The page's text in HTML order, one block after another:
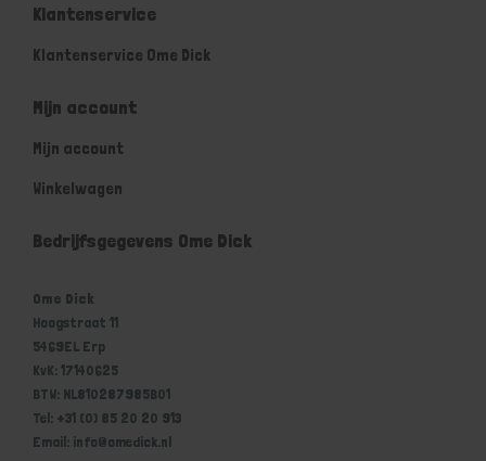
Klantenservice
Klantenservice Ome Dick
Mijn account
Mijn account
Winkelwagen
Bedrijfsgegevens Ome Dick
Ome Dick
Hoogstraat 11
5469EL Erp
KvK: 17140625
BTW: NL810287985B01
Tel: +31 (0) 85 20 20 913
Email: info@omedick.nl